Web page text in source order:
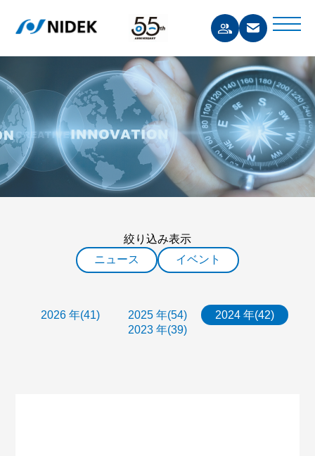
絞り込み表示
ニュース
イベント
2026 年(41) 2025 年(54)
2024 年(42)
2023 年(39)